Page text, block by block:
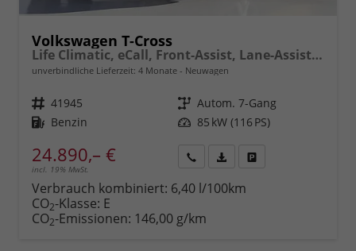
Volkswagen T-Cross
Life Climatic, eCall, Front-Assist, Lane-Assist, Bluetooth, ISOFIX, LED, 16" Alu uvm.
unverbindliche Lieferzeit: 4 Monate Neuwagen
Fahrzeugnr. 41945 Getriebe Autom. 7-Gang
Kraftstoff Benzin Leistung 85 kW (116 PS)
24.890,– €
incl. 19% MwSt.
anfordern
Datei,
Verbrauch kombiniert: 6,40 l/100km
CO2-Klasse: E
CO2-Emissionen: 146,00 g/km